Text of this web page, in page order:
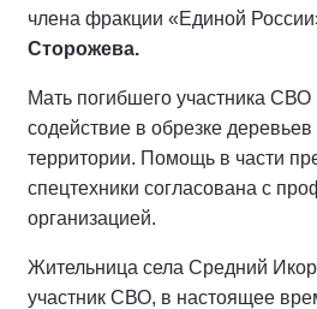
члена фракции «Единой
Сторожева.
Мать погибшего участника СВО
содействие в обрезке
территории. Помощь в части
спецтехники согласована с
организацией.
Жительница села Средний
участник СВО, в настоящее